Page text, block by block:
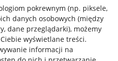
pokrewnym (np. piksele,
danych osobowych (między
dane przeglądarki), możemy
wyświetlane treści.
informacji na